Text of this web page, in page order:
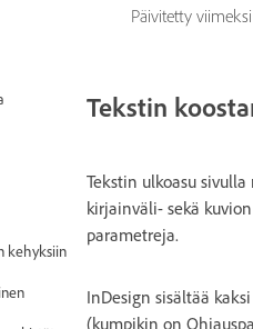
Päivitetty viimeksi
kehyksiin
Tekstin
Tekstin ulkoasu
kirjainväli- sekä
parametreja.
InDesign sisältää
(kumpikin on